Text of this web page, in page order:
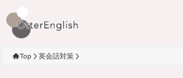
Top 英会話対策